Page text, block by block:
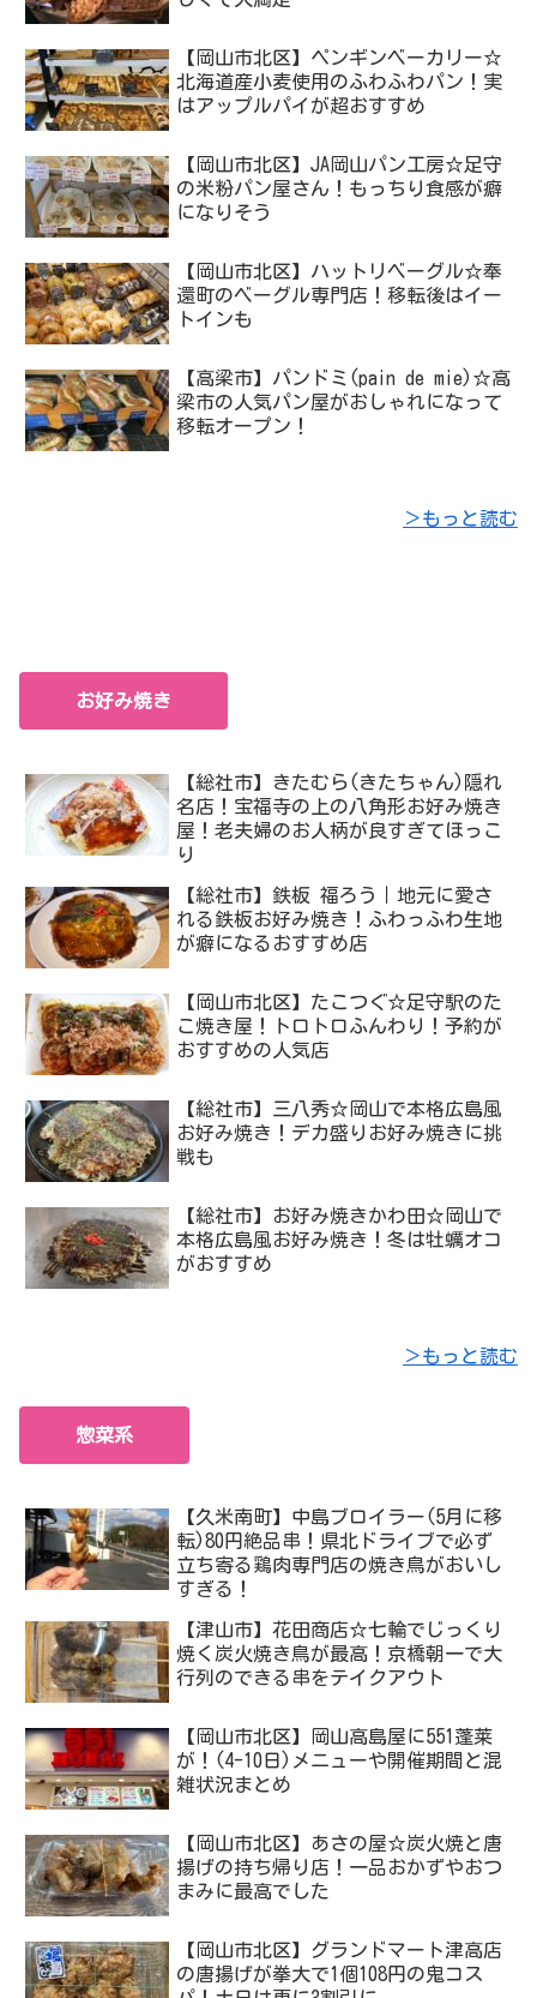
【岡山市北区】ペンギンベーカリー☆
北海道産小麦使用のふわふわパン！実
はアップルパイが超おすすめ
【岡山市北区】JA岡山パン工房☆足守
の米粉パン屋さん！もっちり食感が癖
になりそう
【岡山市北区】ハットリベーグル☆奉
還町のベーグル専門店！移転後はイー
トインも
【高梁市】パンドミ(pain de mie)☆高
梁市の人気パン屋がおしゃれになって
移転オープン！
＞もっと読む
お好み焼き
【総社市】きたむら(きたちゃん)隠れ
名店！宝福寺の上の八角形お好み焼き
屋！老夫婦のお人柄が良すぎてほっこ
り
【総社市】鉄板 福ろう｜地元に愛さ
れる鉄板お好み焼き！ふわっふわ生地
が癖になるおすすめ店
【岡山市北区】たこつぐ☆足守駅のた
こ焼き屋！トロトロふんわり！予約が
おすすめの人気店
【総社市】三八秀☆岡山で本格広島風
お好み焼き！デカ盛りお好み焼きに挑
戦も
【総社市】お好み焼きかわ田☆岡山で
本格広島風お好み焼き！冬は牡蠣オコ
がおすすめ
＞もっと読む
惣菜系
【久米南町】中島ブロイラー(5月に移
転)80円絶品串！県北ドライブで必ず
立ち寄る鶏肉専門店の焼き鳥がおいし
すぎる！
【津山市】花田商店☆七輪でじっくり
焼く炭火焼き鳥が最高！京橋朝一で大
行列のできる串をテイクアウト
【岡山市北区】岡山高島屋に551蓬莱
が！(4-10日)メニューや開催期間と混
雑状況まとめ
【岡山市北区】あさの屋☆炭火焼と唐
揚げの持ち帰り店！一品おかずやおつ
まみに最高でした
【岡山市北区】グランドマート津高店
の唐揚げが拳大で1個108円の鬼コス